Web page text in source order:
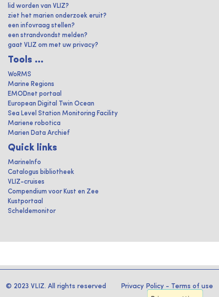
lid worden van VLIZ?
ziet het marien onderzoek eruit?
een infovraag stellen?
een strandvondst melden?
gaat VLIZ om met uw privacy?
Tools ...
WoRMS
Marine Regions
EMODnet portaal
European Digital Twin Ocean
Sea Level Station Monitoring Facility
Mariene robotica
Marien Data Archief
Quick links
MarineInfo
Catalogus bibliotheek
VLIZ-cruises
Compendium voor Kust en Zee
Kustportaal
Scheldemonitor
© 2023 VLIZ. All rights reserved Privacy Policy - Terms of use